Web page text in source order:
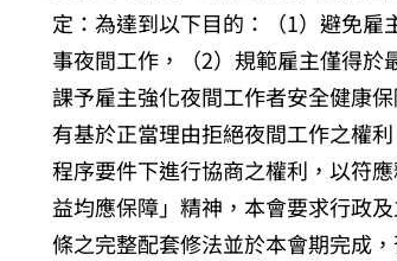
定：為達到以下目的：（1）避免
事夜間工作，（2）規範雇主僅得於
課予雇主強化夜間工作者安全健康
有基於正當理由拒絕夜間工作之權
程序要件下進行協商之權利，以符
益均應保障」精神，本會要求行政
條之完整配套修法並於本會期完成